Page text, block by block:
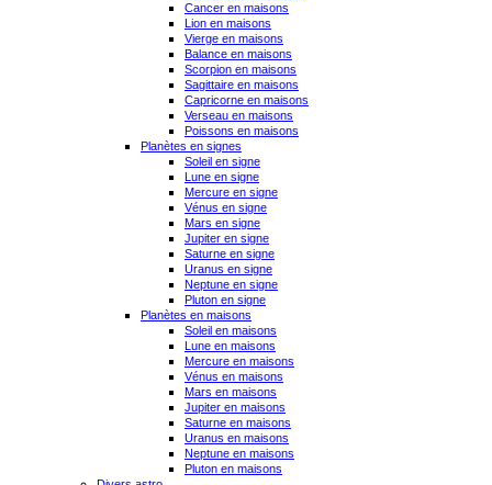
Cancer en maisons
Lion en maisons
Vierge en maisons
Balance en maisons
Scorpion en maisons
Sagittaire en maisons
Capricorne en maisons
Verseau en maisons
Poissons en maisons
Planètes en signes
Soleil en signe
Lune en signe
Mercure en signe
Vénus en signe
Mars en signe
Jupiter en signe
Saturne en signe
Uranus en signe
Neptune en signe
Pluton en signe
Planètes en maisons
Soleil en maisons
Lune en maisons
Mercure en maisons
Vénus en maisons
Mars en maisons
Jupiter en maisons
Saturne en maisons
Uranus en maisons
Neptune en maisons
Pluton en maisons